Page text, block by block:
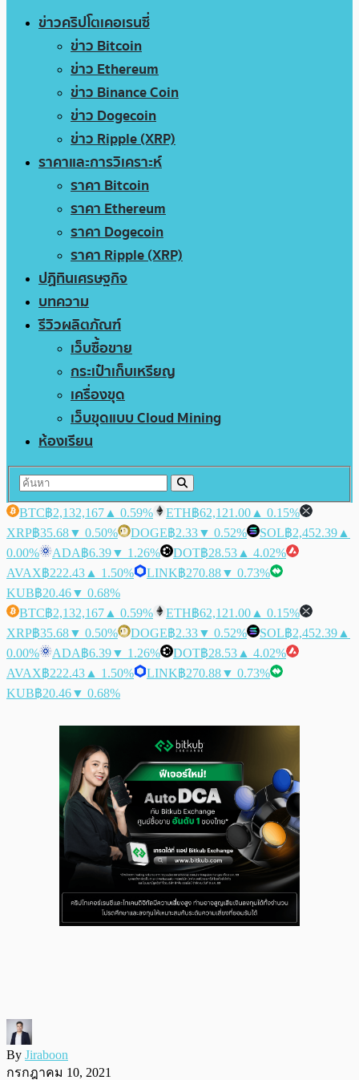
ข่าวคริปโตเคอเรนซี่
ข่าว Bitcoin
ข่าว Ethereum
ข่าว Binance Coin
ข่าว Dogecoin
ข่าว Ripple (XRP)
ราคาและการวิเคราะห์
ราคา Bitcoin
ราคา Ethereum
ราคา Dogecoin
ราคา Ripple (XRP)
ปฏิทินเศรษฐกิจ
บทความ
รีวิวผลิตภัณฑ์
เว็บซื้อขาย
กระเป๋าเก็บเหรียญ
เครื่องขุด
เว็บขุดแบบ Cloud Mining
ห้องเรียน
BTC฿2,132,167 ▲ 0.59% ETH฿62,121.00 ▲ 0.15%
XRP฿35.68▼ 0.50% DOGE฿2.33▼ 0.52% SOL฿2,452.39 ▲
0.00%
ADA฿6.39▼ 1.26% DOT฿28.53 ▲ 4.02%
AVAX฿222.43 ▲ 1.50% LINK฿270.88▼ 0.73%
KUB฿20.46▼ 0.68%
BTC฿2,132,167 ▲ 0.59% ETH฿62,121.00 ▲ 0.15%
XRP฿35.68▼ 0.50% DOGE฿2.33▼ 0.52% SOL฿2,452.39 ▲
0.00%
ADA฿6.39▼ 1.26% DOT฿28.53 ▲ 4.02%
AVAX฿222.43 ▲ 1.50% LINK฿270.88▼ 0.73%
KUB฿20.46▼ 0.68%
By Jiraboon
กรกฎาคม 10, 2021